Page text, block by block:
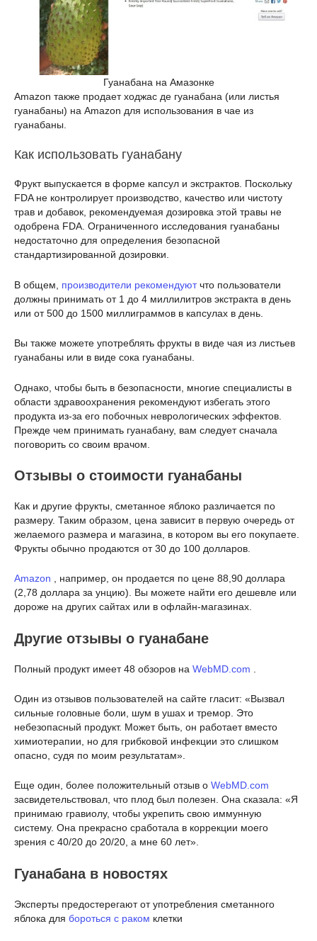
Гуанабана на Амазонке
Amazon также продает ходжас де гуанабана (или листья
гуанабаны) на Amazon для использования в чае из
гуанабаны.
Как использовать гуанабану
Фрукт выпускается в форме капсул и экстрактов. Поскольку
FDA не контролирует производство, качество или чистоту
трав и добавок, рекомендуемая дозировка этой травы не
одобрена FDA. Ограниченного исследования гуанабаны
недостаточно для определения безопасной
стандартизированной дозировки.
В общем, производители рекомендуютчто пользователи
должны принимать от 1 до 4 миллилитров экстракта в день
или от 500 до 1500 миллиграммов в капсулах в день.
Вы также можете употреблять фрукты в виде чая из листьев
гуанабаны или в виде сока гуанабаны.
Однако, чтобы быть в безопасности, многие специалисты в
области здравоохранения рекомендуют избегать этого
продукта из-за его побочных неврологических эффектов.
Прежде чем принимать гуанабану, вам следует сначала
поговорить со своим врачом.
Отзывы о стоимости гуанабаны
Как и другие фрукты, сметанное яблоко различается по
размеру. Таким образом, цена зависит в первую очередь от
желаемого размера и магазина, в котором вы его покупаете.
Фрукты обычно продаются от 30 до 100 долларов.
Amazon , например, он продается по цене 88,90 доллара
(2,78 доллара за унцию). Вы можете найти его дешевле или
дороже на других сайтах или в офлайн-магазинах.
Другие отзывы о гуанабане
Полный продукт имеет 48 обзоров на WebMD.com
Один из отзывов пользователей на сайте гласит: «Вызвал
сильные головные боли, шум в ушах и тремор. Это
небезопасный продукт. Может быть, он работает вместо
химиотерапии, но для грибковой инфекции это слишком
опасно, судя по моим результатам».
Еще один, более положительный отзыв о WebMD.com
засвидетельствовал, что плод был полезен. Она сказала: «Я
принимаю гравиолу, чтобы укрепить свою иммунную
систему. Она прекрасно сработала в коррекции моего
зрения с 40/20 до 20/20, а мне 60 лет».
Гуанабана в новостях
Эксперты предостерегают от употребления сметанного
яблока для бороться с раком клетки